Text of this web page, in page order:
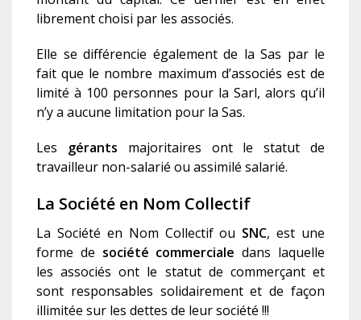
librement choisi par les associés.
Elle se différencie également de la Sas par le
fait que le nombre maximum d’associés est de
limité à 100 personnes pour la Sarl, alors qu’il
n’y a aucune limitation pour la Sas.
Les gérants majoritaires ont le statut de
travailleur non-salarié ou assimilé salarié.
La Société en Nom Collectif
La Société en Nom Collectif ou SNC, est une
forme de société commercialedans laquelle
les associés ont le statut de commerçant et
sont responsables solidairement et de façon
illimitée sur les dettes de leur société !!!